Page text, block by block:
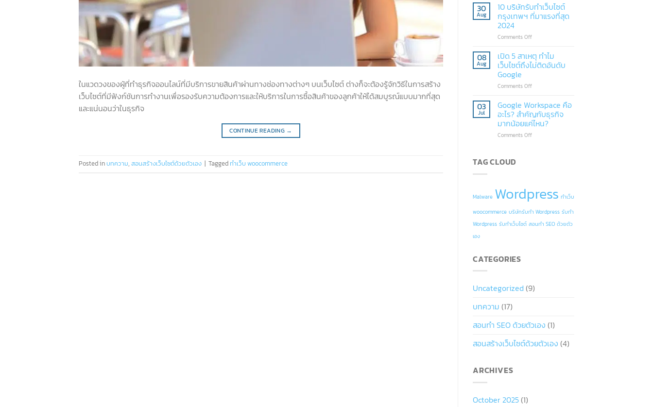
ในแวดวงของผู้ที่ทำธุรกิจออนไลน์ที่มีบริการขายสินค้าผ่านทางช่องทางต่างๆ บนเว็บไซต์ ต่างก็จะต้องรู้จักวิธีในการสร้าง
เว็บไซต์ที่มีฟังก์ชันการทำงานเพื่อรองรับความต้องการและให้บริการในการซื้อสินค้าของลูกค้าให้ได้สมบูรณ์แบบมากที่สุด
และแน่นอนว่าในธุรกิจ
CONTINUE READING →
Posted in บทความ, สอนสร้างเว็บไซต์ด้วยตัวเอง | Tagged ทำเว็บ woocommerce
อะไร
บ้าง?
และ
อย่างไร
บริษัท
รับ
เขียน
คุณภาพ
ใน
ประเทศไทย
30
Aug
10 บริษัทรับทำเว็บไซต์
กรุงเทพฯ ที่มาแรงที่สุด
2024
Comments Off
บริษัท
รับ
ทำ
แรง
ที่สุด
2024
08
Aug
เปิด 5 สาเหตุ ทำไม
เว็บไซต์ถึงไม่ติดอันดับ
Google
Comments Off
5
สาเหตุ
ทำไม
เว็บไซต์
03
Jul
Google Workspace คือ
อะไร? สำคัญกับธุรกิจ
มากน้อยแค่ไหน?
Comments Off
ธุรกิจ
มาก
น้อย
ไหน?
TAG CLOUD
Malware Wordpress ทำเว็บ
woocommerce บริษัทรับทำ Wordpress รับทำ
Wordpress รับทำเว็บไซต์ สอนทำ SEO ด้วยตัว
เอง
CATEGORIES
Uncategorized (9)
บทความ (17)
สอนทำ SEO ด้วยตัวเอง (1)
สอนสร้างเว็บไซต์ด้วยตัวเอง (4)
ARCHIVES
October 2025(1)